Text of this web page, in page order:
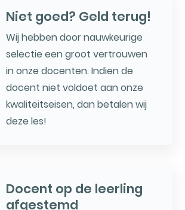
Niet goed? Geld terug!
Wij hebben door nauwkeurige
selectie een groot vertrouwen
in onze docenten. Indien de
docent niet voldoet aan onze
kwaliteitseisen, dan betalen wij
deze les!
Docent op de leerling
afgestemd